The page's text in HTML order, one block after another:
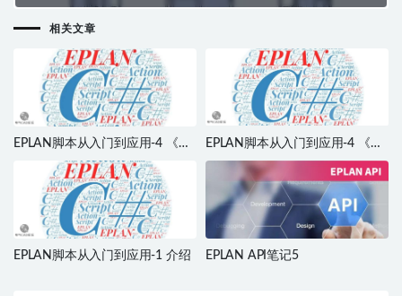
相关文章
EPLAN脚本从入门到应用-4 《菜
EPLAN脚本从入门到应用-4 《菜
单2》
EPLAN脚本从入门到应用-1 介绍 EPLAN API笔记5